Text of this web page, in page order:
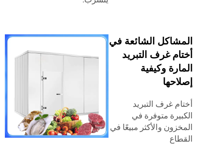
الشائعة في
غرف التبريد
وكيفية
غرف التبريد
متوفرة في
والأكثر مبيعًا في